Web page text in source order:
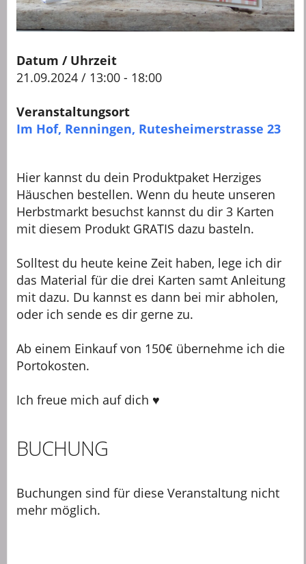
Datum / Uhrzeit
21.09.2024 / 13:00 - 18:00
Veranstaltungsort
Im Hof, Renningen, Rutesheimerstrasse 23
Hier kannst du dein Produktpaket Herziges
Häuschen bestellen. Wenn du heute unseren
Herbstmarkt besuchst kannst du dir 3 Karten
mit diesem Produkt GRATIS dazu basteln.
Solltest du heute keine Zeit haben, lege ich dir
das Material für die drei Karten samt Anleitung
mit dazu. Du kannst es dann bei mir abholen,
oder ich sende es dir gerne zu.
Ab einem Einkauf von 150€ übernehme ich die
Portokosten.
Ich freue mich auf dich ♥
BUCHUNG
Buchungen sind für diese Veranstaltung nicht
mehr möglich.